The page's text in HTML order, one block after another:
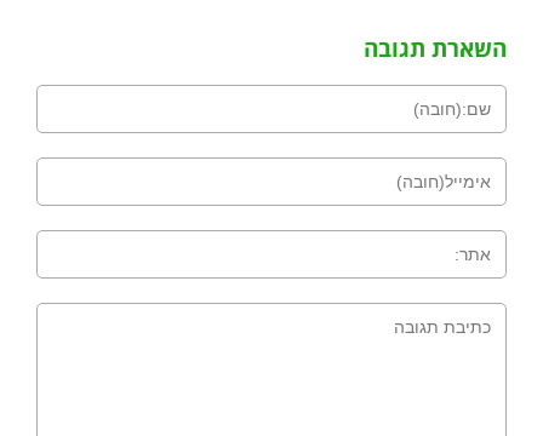
השארת תגובה